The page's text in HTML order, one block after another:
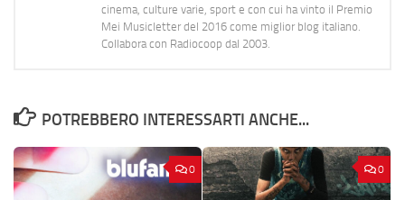
cinema, culture varie, sport e con cui ha vinto il Premio
Mei Musicletter del 2016 come miglior blog italiano.
Collabora con Radiocoop dal 2003.
POTREBBERO INTERESSARTI ANCHE...
0 0